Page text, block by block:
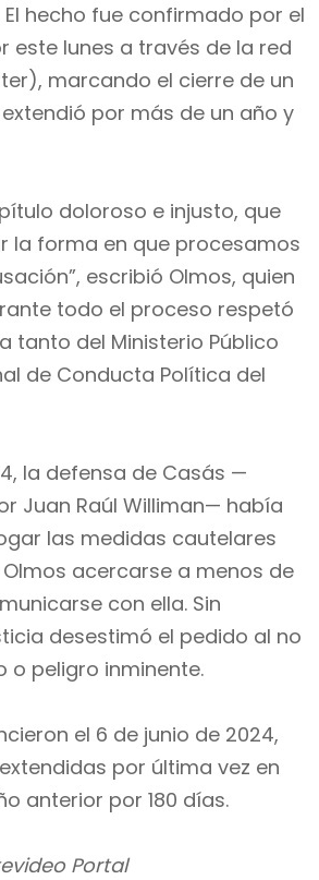
El hecho fue confirmado por el
este lunes a través de la red
marcando el cierre de un
por más de un año y
doloroso e injusto, que
la forma en que procesamos
escribió Olmos, quien
todo el proceso respetó
tanto del Ministerio Público
de Conducta Política del
la defensa de Casás —
Juan Raúl Williman— había
las medidas cautelares
acercarse a menos de
con ella. Sin
desestimó el pedido al no
o peligro inminente.
el 6 de junio de 2024,
por última vez en
anterior por 180 días.
Portal